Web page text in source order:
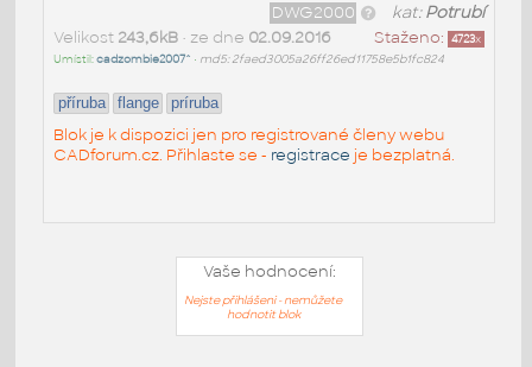
kat:Potrubí
DWG2000
Staženo: 4723x
Velikost 243,6kB• ze dne 02.09.2016
Umístil:cadzombie2007^ • md5: 2faed3005a26ff26ed11758e5b1fc824
příruba flange príruba
Blok je k dispozici jen pro registrované členy webu
CADforum.cz. Přihlaste se - registrace je bezplatná.
Vaše hodnocení:
Nejste přihlášeni - nemůžete
hodnotit blok